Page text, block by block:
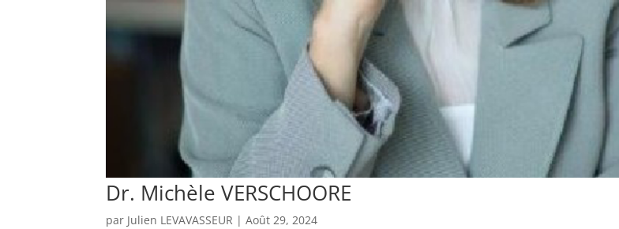
Dr. Michèle VERSCHOORE
par Julien LEVAVASSEUR |Août 29, 2024